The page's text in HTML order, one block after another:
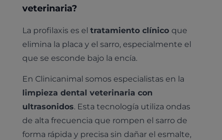
veterinaria?
La profilaxis es el tratamiento clínico que
elimina la placa y el sarro, especialmente el
que se esconde bajo la encía.
En Clinicanimal somos especialistas en la
limpieza dental veterinaria con
ultrasonidos. Esta tecnología utiliza ondas
de alta frecuencia que rompen el sarro de
forma rápida y precisa sin dañar el esmalte,